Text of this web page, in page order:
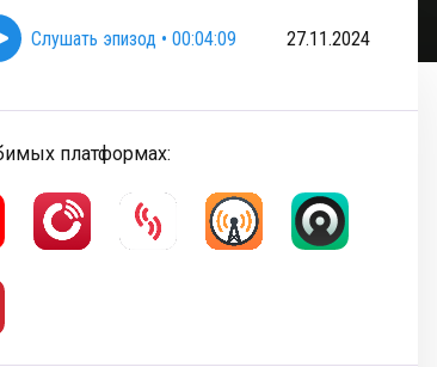
Слушать эпизод • 00:04:09 27.11.2024
платформах: